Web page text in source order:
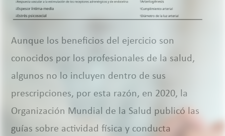
Aunque los beneficios del ejercicio son
conocidos por los profesionales de la salud,
algunos no lo incluyen dentro de sus
prescripciones, por esta razón, en 2020, la
Organización Mundial de la Salud publicó las
guías sobre actividad física y conducta